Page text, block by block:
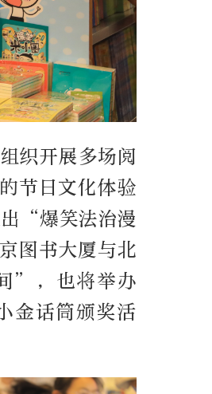
织开展多场阅
节日文化体验
“爆笑法治漫
图书大厦与北
”，也将举办
金话筒颁奖活